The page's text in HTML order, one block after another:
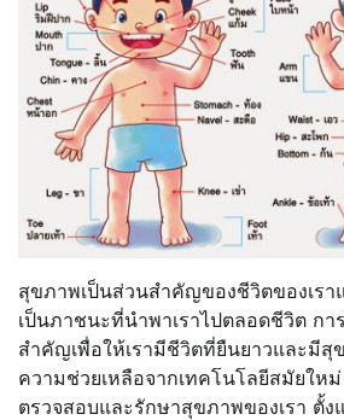
สุขภาพเป็นส่วนสำคัญของชีวิตของเรา
เป็นภาชนะที่นำพาเราไปตลอดชีวิต กา
สำคัญเพื่อให้เรามีชีวิตที่ยืนยาวและมีสุ
ความช่วยเหลือจากเทคโนโลยีสมัยให
ตรวจสอบและรักษาสุขภาพของเรา ตั้ง